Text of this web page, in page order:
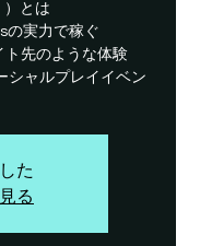
）とは
の実力で稼ぐ
先のような体験
シャルプレイイベン
た
る